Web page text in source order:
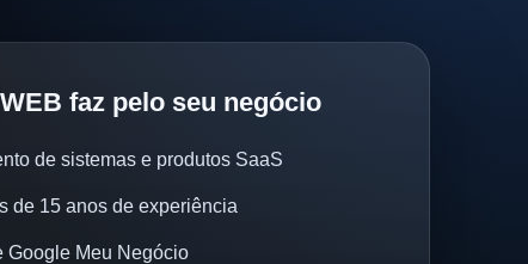
faz pelo seu negócio
de sistemas e produtos SaaS
de 15 anos de experiência
Google Meu Negócio